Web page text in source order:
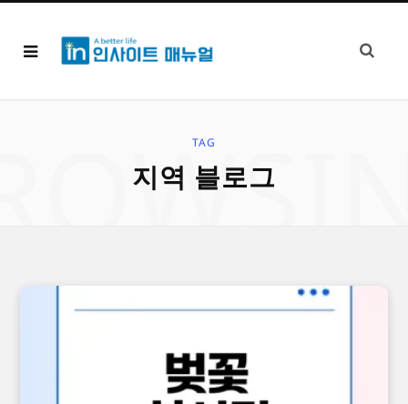
TAG
지역 블로그